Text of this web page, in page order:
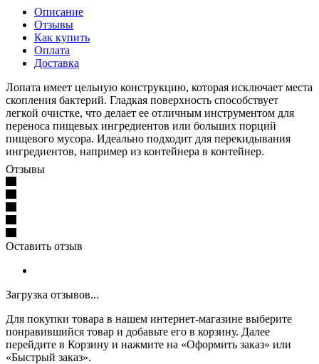
Описание
Отзывы
Как купить
Оплата
Доставка
Лопата имеет цельную конструкцию, которая исключает места
скопления бактерий. Гладкая поверхность способствует
легкой очистке, что делает ее отличным инструментом для
переноса пищевых ингредиентов или больших порций
пищевого мусора. Идеально подходит для перекидывания
ингредиентов, например из контейнера в контейнер.
Отзывы
Оставить отзыв
Загрузка отзывов...
Для покупки товара в нашем интернет-магазине выберите
понравившийся товар и добавьте его в корзину. Далее
перейдите в Корзину и нажмите на «Оформить заказ» или
«Быстрый заказ».